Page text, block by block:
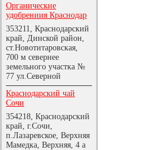
Органические
удобрениия Краснодар
353211, Краснодарский
край, Динской район,
ст.Новотитаровская,
700 м севернее
земельного участка №
77 ул.Северной
Краснодарский чай
Сочи
354218, Краснодарский
край, г.Сочи,
п.Лазаревское, Верхняя
Мамедка, Верхняя, 4 а